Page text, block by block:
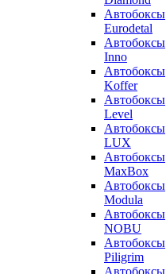
Автобоксы
Eurodetal
Автобоксы
Inno
Автобоксы
Koffer
Автобоксы
Level
Автобоксы
LUX
Автобоксы
MaxBox
Автобоксы
Modula
Автобоксы
NOBU
Автобоксы
Piligrim
Автобоксы